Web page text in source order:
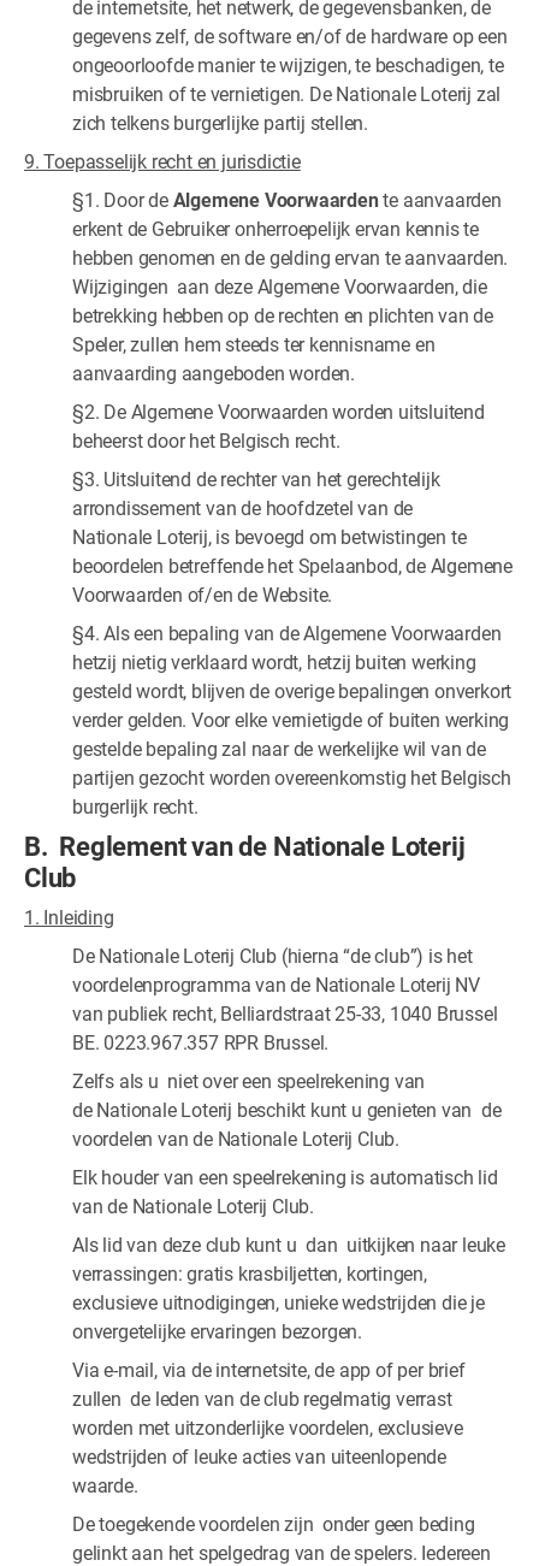
de internetsite, het netwerk, de gegevensbanken, de
gegevens zelf, de software en/of de hardware op een
ongeoorloofde manier te wijzigen, te beschadigen, te
misbruiken of te vernietigen. De Nationale Loterij zal
zich telkens burgerlijke partij stellen.
9. Toepasselijk recht en jurisdictie
§1. Door deAlgemene Voorwaardente aanvaarden
erkent de Gebruiker onherroepelijk ervan kennis te
hebben genomen en de gelding ervan te aanvaarden.
Wijzigingen aan deze Algemene Voorwaarden, die
betrekking hebben op de rechten en plichten van de
Speler, zullen hem steeds ter kennisname en
aanvaarding aangeboden worden.
§2. De Algemene Voorwaarden worden uitsluitend
beheerst door het Belgisch recht.
§3. Uitsluitend de rechter van het gerechtelijk
arrondissement van de hoofdzetel van de
Nationale Loterij, is bevoegd om betwistingen te
beoordelen betreffende het Spelaanbod, de Algemene
Voorwaarden of/en de Website.
§4. Als een bepaling van de Algemene Voorwaarden
hetzij nietig verklaard wordt, hetzij buiten werking
gesteld wordt, blijven de overige bepalingen onverkort
verder gelden. Voor elke vernietigde of buiten werking
gestelde bepaling zal naar de werkelijke wil van de
partijen gezocht worden overeenkomstig het Belgisch
burgerlijk recht.
B. Reglement van de Nationale Loterij
Club
1. Inleiding
De Nationale Loterij Club (hierna “de club”) is het
voordelenprogramma van de Nationale Loterij NV
van publiek recht, Belliardstraat 25-33, 1040 Brussel
BE. 0223.967.357 RPR Brussel.
Zelfs als u niet over een speelrekening van
de Nationale Loterij beschikt kunt u genieten van de
voordelen van de Nationale Loterij Club.
Elk houder van een speelrekening is automatisch lid
van de Nationale Loterij Club.
Als lid van deze club kunt u dan uitkijken naar leuke
verrassingen: gratis krasbiljetten, kortingen,
exclusieve uitnodigingen, unieke wedstrijden die je
onvergetelijke ervaringen bezorgen.
Via e-mail, via de internetsite, de app of per brief
zullen de leden van de club regelmatig verrast
worden met uitzonderlijke voordelen, exclusieve
wedstrijden of leuke acties van uiteenlopende
waarde.
De toegekende voordelen zijn onder geen beding
gelinkt aan het spelgedrag van de spelers. Iedereen